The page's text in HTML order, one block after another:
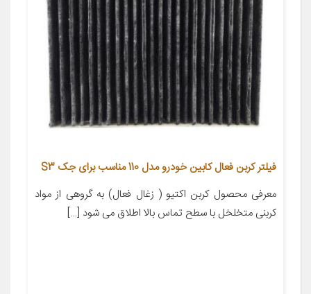
فیلتر کربن فعال کابین خودرو مدل 110 مناسب برای جک S3
معرفی محصول کربن اکتیو ( زغال فعال) به گروهی از مواد
کربنی متخلخل با سطح تماس بالا اطلاق می شود […]